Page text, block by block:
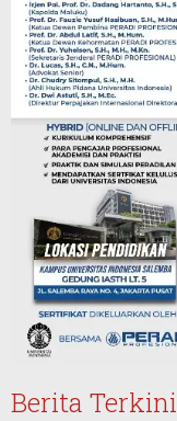
Berita Terkini